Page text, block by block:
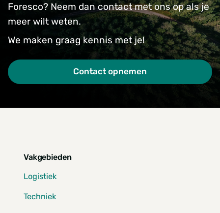
Foresco? Neem dan contact met ons op als je
meer wilt weten.
We maken graag kennis met je!
Contact opnemen
Vakgebieden
Logistiek
Techniek